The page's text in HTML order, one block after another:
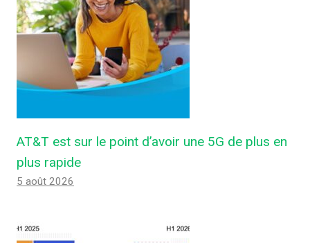
AT&T est sur le point d’avoir une 5G de plus en
plus rapide
5 août 2026